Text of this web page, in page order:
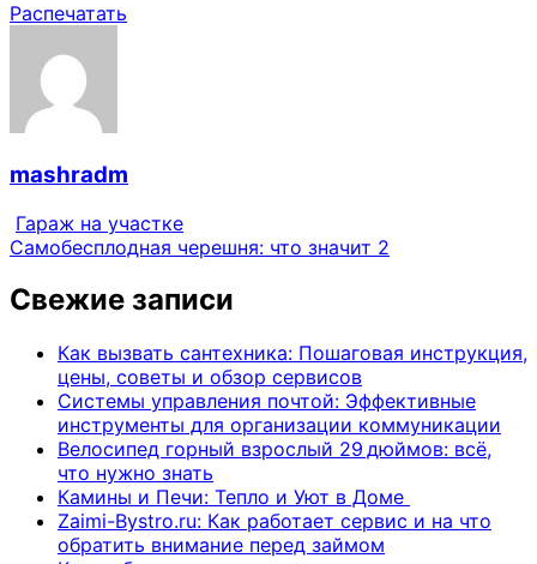
Распечатать
mashradm
Гараж на участке
Самобесплодная черешня: что значит 2
Свежие записи
Как вызвать сантехника: Пошаговая инструкция,
цены, советы и обзор сервисов
Системы управления почтой: Эффективные
инструменты для организации коммуникации
Велосипед горный взрослый 29 дюймов: всё,
что нужно знать
Камины и Печи: Тепло и Уют в Доме
Zaimi-Bystro.ru: Как работает сервис и на что
обратить внимание перед займом